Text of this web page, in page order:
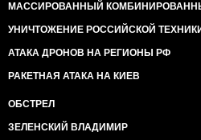
МАССИРОВАННЫЙ
УНИЧТОЖЕНИЕ РОССИЙСКОЙ
АТАКА ДРОНОВ НА РЕГИОНЫ РФ
РАКЕТНАЯ АТАКА НА КИЕВ
ОБСТРЕЛ
ЗЕЛЕНСКИЙ ВЛАДИМИР